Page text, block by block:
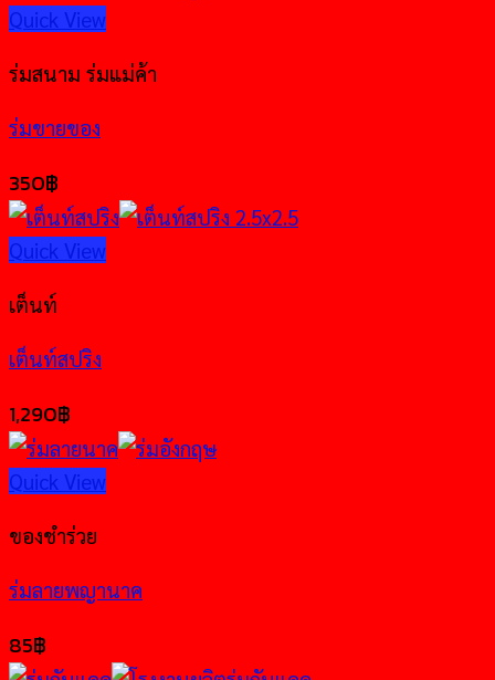
Quick View
ร่มสนาม ร่มแม่ค้า
ร่มขายของ
350฿
Quick View
เต็นท์
เต็นท์สปริง
1,290฿
Quick View
ของชำร่วย
ร่มลายพญานาค
85฿